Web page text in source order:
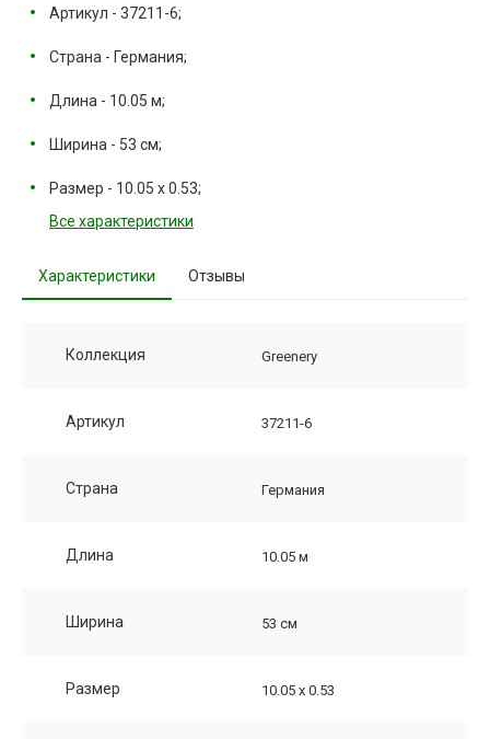
Артикул - 37211-6;
Страна - Германия;
Длина - 10.05 м;
Ширина - 53 см;
Размер - 10.05 х 0.53;
Все характеристики
Характеристики Отзывы
Коллекция Greenery
Артикул 37211-6
Страна Германия
Длина 10.05 м
Ширина 53 см
Размер 10.05 х 0.53